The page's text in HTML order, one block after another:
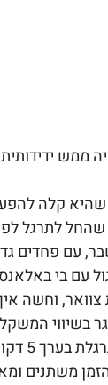
ממש
לפני כ-4
עם פחדים
בי באלאנס
וחשה
בשיווי
אחר הצהריים. עד
משתנים